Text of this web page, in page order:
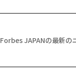
Forbes JAPANの最新の